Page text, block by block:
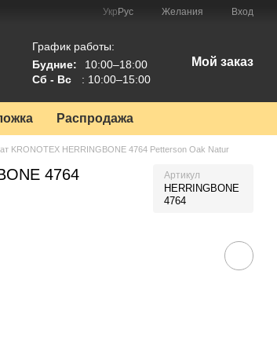
Укр Рус Желания Вход
График работы:
Будние:
10:00–18:00
Сб - Вс
: 10:00–15:00
Мой заказ
Распродажа
KRONOTEX HERRINGBONE 4764 Petterson Oak Natur
4764
Артикул
HERRINGBONE
4764